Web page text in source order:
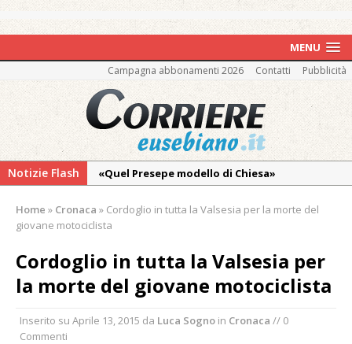
MENU
Campagna abbonamenti 2026 Contatti Pubblicità
Notizie Flash
«Quel Presepe modello di Chiesa»
Ringraziamento: convegno, messa e
Quel giardino davanti all’ospedale curato da
otto soggetti autistici in cura all’Asl di
Dopo caldo e incendi, il maltempo estremo:
Home » Cronaca » Cordoglio in tutta la Valsesia per la morte del
giovane motociclista
Cordoglio in tutta la Valsesia per
la morte del giovane motociclista
Inserito su Aprile 13, 2015 da Luca Sogno in Cronaca // 0
Commenti